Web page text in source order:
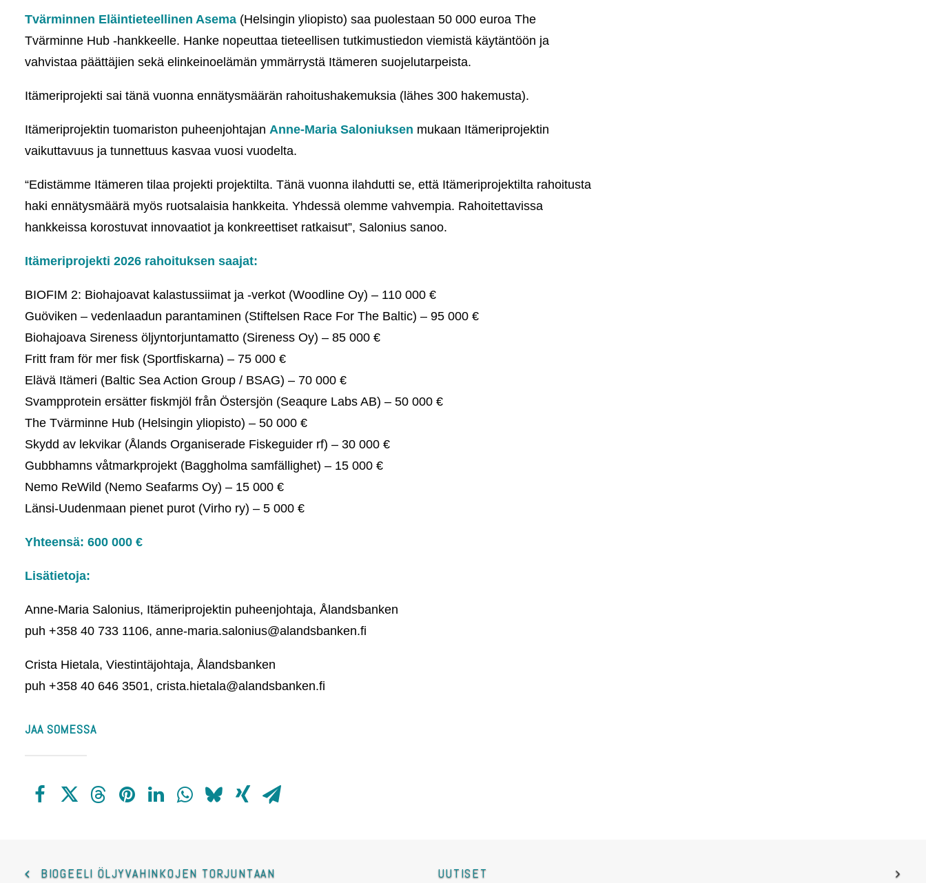
Tvärminnen Eläintieteellinen Asema (Helsingin yliopisto) saa puolestaan 50 000 euroa The
Tvärminne Hub -hankkeelle. Hanke nopeuttaa tieteellisen tutkimustiedon viemistä käytäntöön ja
vahvistaa päättäjien sekä elinkeinoelämän ymmärrystä Itämeren suojelutarpeista.
Itämeriprojekti sai tänä vuonna ennätysmäärän rahoitushakemuksia (lähes 300 hakemusta).
Itämeriprojektin tuomariston puheenjohtajan Anne-Maria Saloniuksen mukaan Itämeriprojektin
vaikuttavuus ja tunnettuus kasvaa vuosi vuodelta.
“Edistämme Itämeren tilaa projekti projektilta. Tänä vuonna ilahdutti se, että Itämeriprojektilta rahoitusta
haki ennätysmäärä myös ruotsalaisia hankkeita. Yhdessä olemme vahvempia. Rahoitettavissa
hankkeissa korostuvat innovaatiot ja konkreettiset ratkaisut”, Salonius sanoo.
Itämeriprojekti 2026 rahoituksen saajat:
BIOFIM 2: Biohajoavat kalastussiimat ja -verkot (Woodline Oy) – 110 000 €
Guöviken – vedenlaadun parantaminen (Stiftelsen Race For The Baltic) – 95 000 €
Biohajoava Sireness öljyntorjuntamatto (Sireness Oy) – 85 000 €
Fritt fram för mer fisk (Sportfiskarna) – 75 000 €
Elävä Itämeri (Baltic Sea Action Group / BSAG) – 70 000 €
Svampprotein ersätter fiskmjöl från Östersjön (Seaqure Labs AB) – 50 000 €
The Tvärminne Hub (Helsingin yliopisto) – 50 000 €
Skydd av lekvikar (Ålands Organiserade Fiskeguider rf) – 30 000 €
Gubbhamns våtmarkprojekt (Baggholma samfällighet) – 15 000 €
Nemo ReWild (Nemo Seafarms Oy) – 15 000 €
Länsi-Uudenmaan pienet purot (Virho ry) – 5 000 €
Yhteensä: 600 000 €
Lisätietoja:
Anne-Maria Salonius, Itämeriprojektin puheenjohtaja, Ålandsbanken
puh +358 40 733 1106, anne-maria.salonius@alandsbanken.fi
Crista Hietala, Viestintäjohtaja, Ålandsbanken
puh +358 40 646 3501, crista.hietala@alandsbanken.fi
JAA SOMESSA
BIOGEELI ÖLJYVAHINKOJEN TORJUNTAAN UUTISET